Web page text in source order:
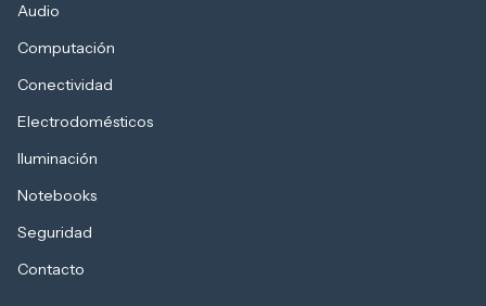
Audio
Computación
Conectividad
Electrodomésticos
Iluminación
Notebooks
Seguridad
Contacto